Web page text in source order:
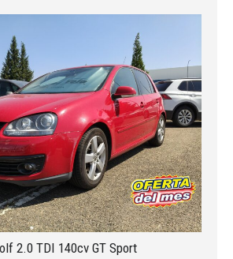
la contraseña?
2.0 TDI 140cv GT Sport